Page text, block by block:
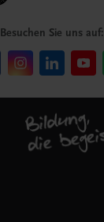
Besuchen Sie uns auf: